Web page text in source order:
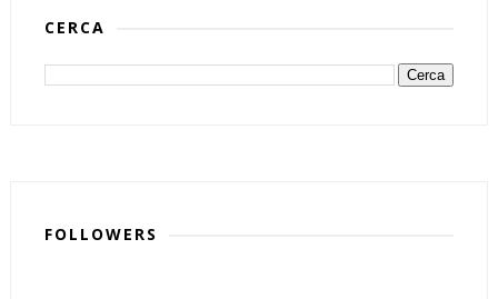
CERCA
FOLLOWERS